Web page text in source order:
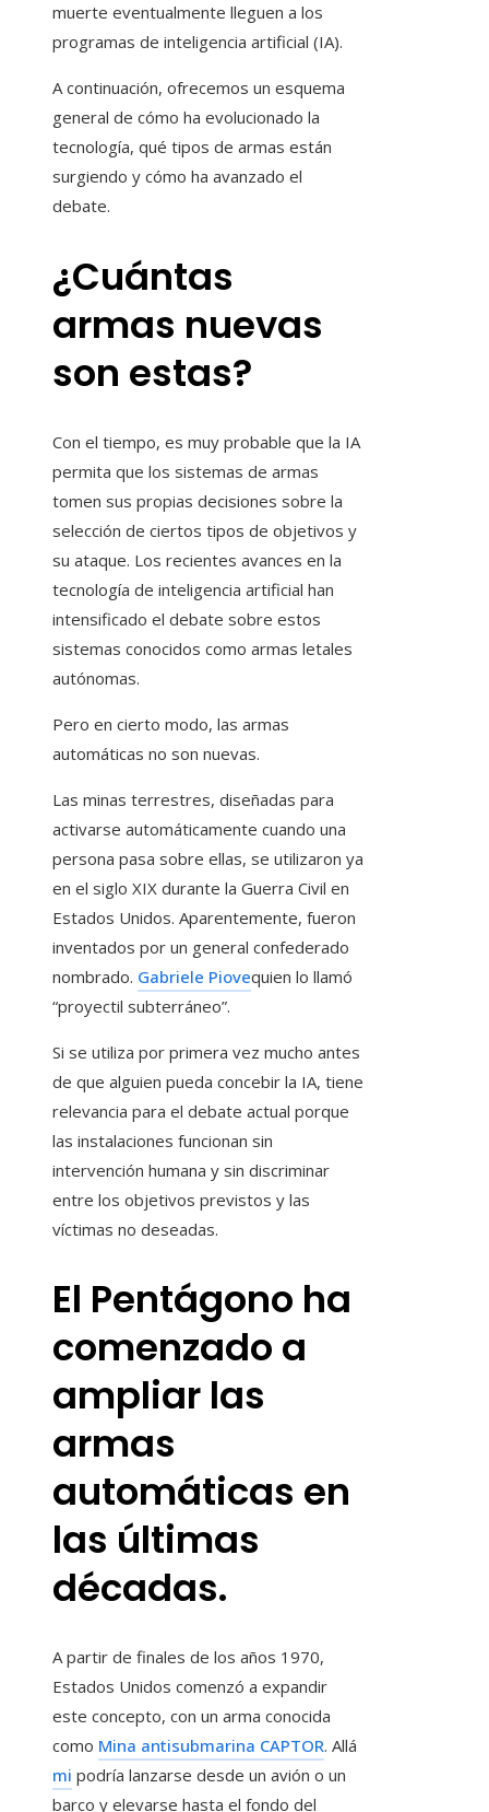
muerte eventualmente lleguen a los
programas de inteligencia artificial (IA).
A continuación, ofrecemos un esquema
general de cómo ha evolucionado la
tecnología, qué tipos de armas están
surgiendo y cómo ha avanzado el
debate.
¿Cuántas
armas nuevas
son estas?
Con el tiempo, es muy probable que la IA
permita que los sistemas de armas
tomen sus propias decisiones sobre la
selección de ciertos tipos de objetivos y
su ataque. Los recientes avances en la
tecnología de inteligencia artificial han
intensificado el debate sobre estos
sistemas conocidos como armas letales
autónomas.
Pero en cierto modo, las armas
automáticas no son nuevas.
Las minas terrestres, diseñadas para
activarse automáticamente cuando una
persona pasa sobre ellas, se utilizaron ya
en el siglo XIX durante la Guerra Civil en
Estados Unidos. Aparentemente, fueron
inventados por un general confederado
nombrado. Gabriele Piovequien lo llamó
“proyectil subterráneo”.
Si se utiliza por primera vez mucho antes
de que alguien pueda concebir la IA, tiene
relevancia para el debate actual porque
las instalaciones funcionan sin
intervención humana y sin discriminar
entre los objetivos previstos y las
víctimas no deseadas.
El Pentágono ha
comenzado a
ampliar las
armas
automáticas en
las últimas
décadas.
A partir de finales de los años 1970,
Estados Unidos comenzó a expandir
este concepto, con un arma conocida
como Mina antisubmarina CAPTOR. Allá
mi podría lanzarse desde un avión o un
barco y elevarse hasta el fondo del